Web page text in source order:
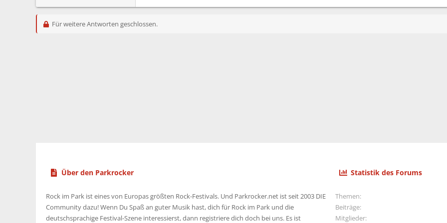
Für weitere Antworten geschlossen.
Über den Parkrocker
Rock im Park ist eines von Europas größten Rock-Festivals. Und Parkrocker.net ist seit 2003 DIE
Community dazu! Wenn Du Spaß an guter Musik hast, dich für Rock im Park und die
deutschsprachige Festival-Szene interessierst, dann registriere dich doch bei uns. Es ist
Statistik des Forums
Themen
Beiträge
Mitglieder